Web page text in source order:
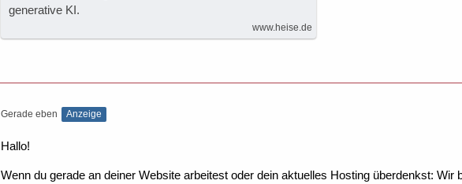
generative KI.
www.heise.de
Gerade eben Anzeige
Hallo!
Wenn du gerade an deiner Website arbeitest oder dein aktuelles Hosting überdenkst: